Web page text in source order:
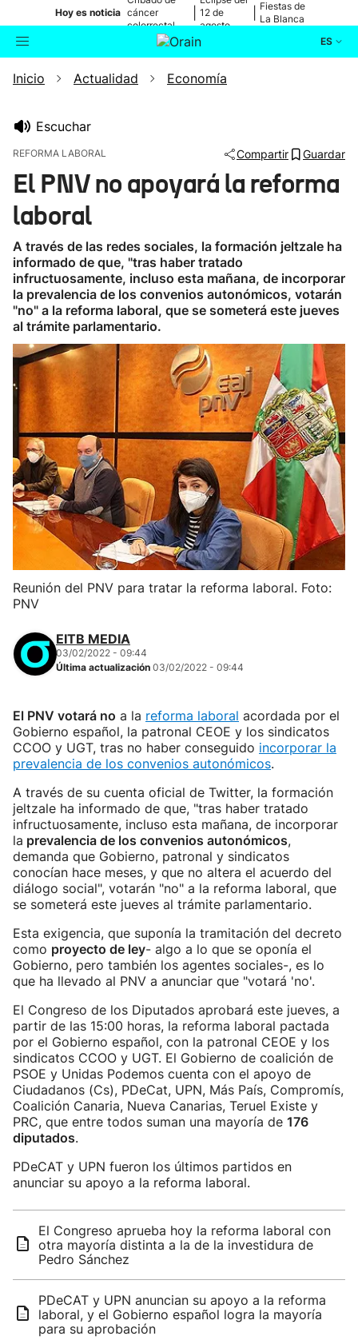
Hoy es noticia cáncer
colorrectal
12 de
agosto
Fiestas de
La Blanca
ES
Buscador Actualidad
Eguraldia
Inicio Actualidad Economía
Escuchar
REFORMA LABORAL Compartir Guardar
El PNV no apoyará la reforma
laboral
A través de las redes sociales, la formación jeltzale ha
informado de que, "tras haber tratado
infructuosamente, incluso esta mañana, de incorporar
la prevalencia de los convenios autonómicos, votarán
"no" a la reforma laboral, que se someterá este jueves
al trámite parlamentario.
Reunión del PNV para tratar la reforma laboral. Foto:
PNV
EITB MEDIA
03/02/2022 - 09:44
Última actualización 03/02/2022 - 09:44
El PNV votará no a la reforma laboral acordada por el
Gobierno español, la patronal CEOE y los sindicatos
CCOO y UGT, tras no haber conseguido incorporar la
prevalencia de los convenios autonómicos.
A través de su cuenta oficial de Twitter, la formación
jeltzale ha informado de que, "tras haber tratado
infructuosamente, incluso esta mañana, de incorporar
la prevalencia de los convenios autonómicos,
demanda que Gobierno, patronal y sindicatos
conocían hace meses, y que no altera el acuerdo del
diálogo social", votarán "no" a la reforma laboral, que
se someterá este jueves al trámite parlamentario.
Esta exigencia, que suponía la tramitación del decreto
como proyecto de ley- algo a lo que se oponía el
Gobierno, pero también los agentes sociales-, es lo
que ha llevado al PNV a anunciar que "votará 'no'.
El Congreso de los Diputados aprobará este jueves, a
partir de las 15:00 horas, la reforma laboral pactada
por el Gobierno español, con la patronal CEOE y los
sindicatos CCOO y UGT. El Gobierno de coalición de
PSOE y Unidas Podemos cuenta con el apoyo de
Ciudadanos (Cs), PDeCat, UPN, Más País, Compromís,
Coalición Canaria, Nueva Canarias, Teruel Existe y
PRC, que entre todos suman una mayoría de 176
diputados.
PDeCAT y UPN fueron los últimos partidos en
anunciar su apoyo a la reforma laboral.
El Congreso aprueba hoy la reforma laboral con
otra mayoría distinta a la de la investidura de
Pedro Sánchez
PDeCAT y UPN anuncian su apoyo a la reforma
laboral, y el Gobierno español logra la mayoría
para su aprobación